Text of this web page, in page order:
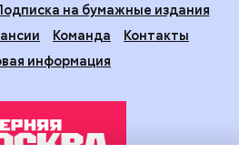
на бумажные издания
Команда
Контакты
информация